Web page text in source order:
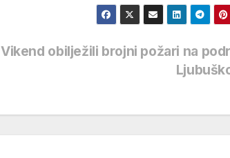
Vikend obilježili brojni požari na